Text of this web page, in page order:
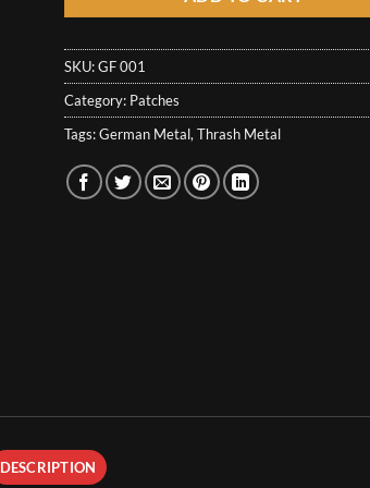
SKU:GF 001
Category: Patches
Tags:German Metal, Thrash Metal
DESCRIPTION